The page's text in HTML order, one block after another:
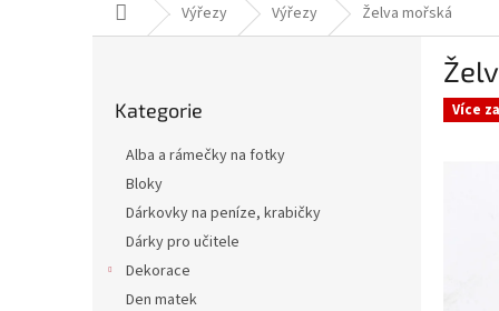
Domů Výřezy Výřezy Želva mořská
kategorie
Kategorie
Alba a rámečky na fotky
Bloky
Dárkovky na peníze, krabičky
Dárky pro učitele
Dekorace
Den matek
Více